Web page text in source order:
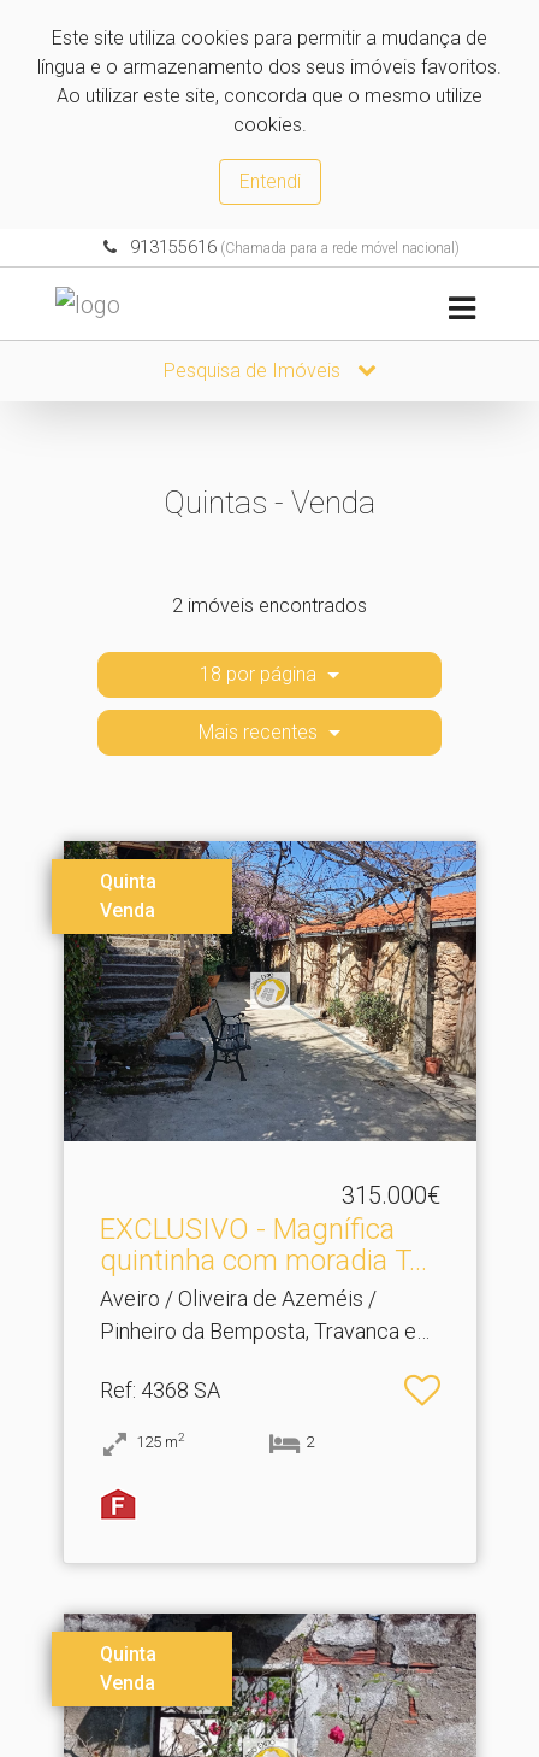
Este site utiliza cookies para permitir a mudança de
língua e o armazenamento dos seus imóveis favoritos.
Ao utilizar este site, concorda que o mesmo utilize
cookies.
Entendi
913155616 (Chamada para a rede móvel nacional)
Pesquisa de Imóveis
Quintas - Venda
2 imóveis encontrados
18 por página
Mais recentes
Quinta
Venda
315.000€
EXCLUSIVO - Magnífica
quintinha com moradia T.​..
Aveiro / Oliveira de Azeméis /
Pinheiro da Bemposta, Travanca e
Ref: 4368 SA
125 m2 2
Quinta
Venda